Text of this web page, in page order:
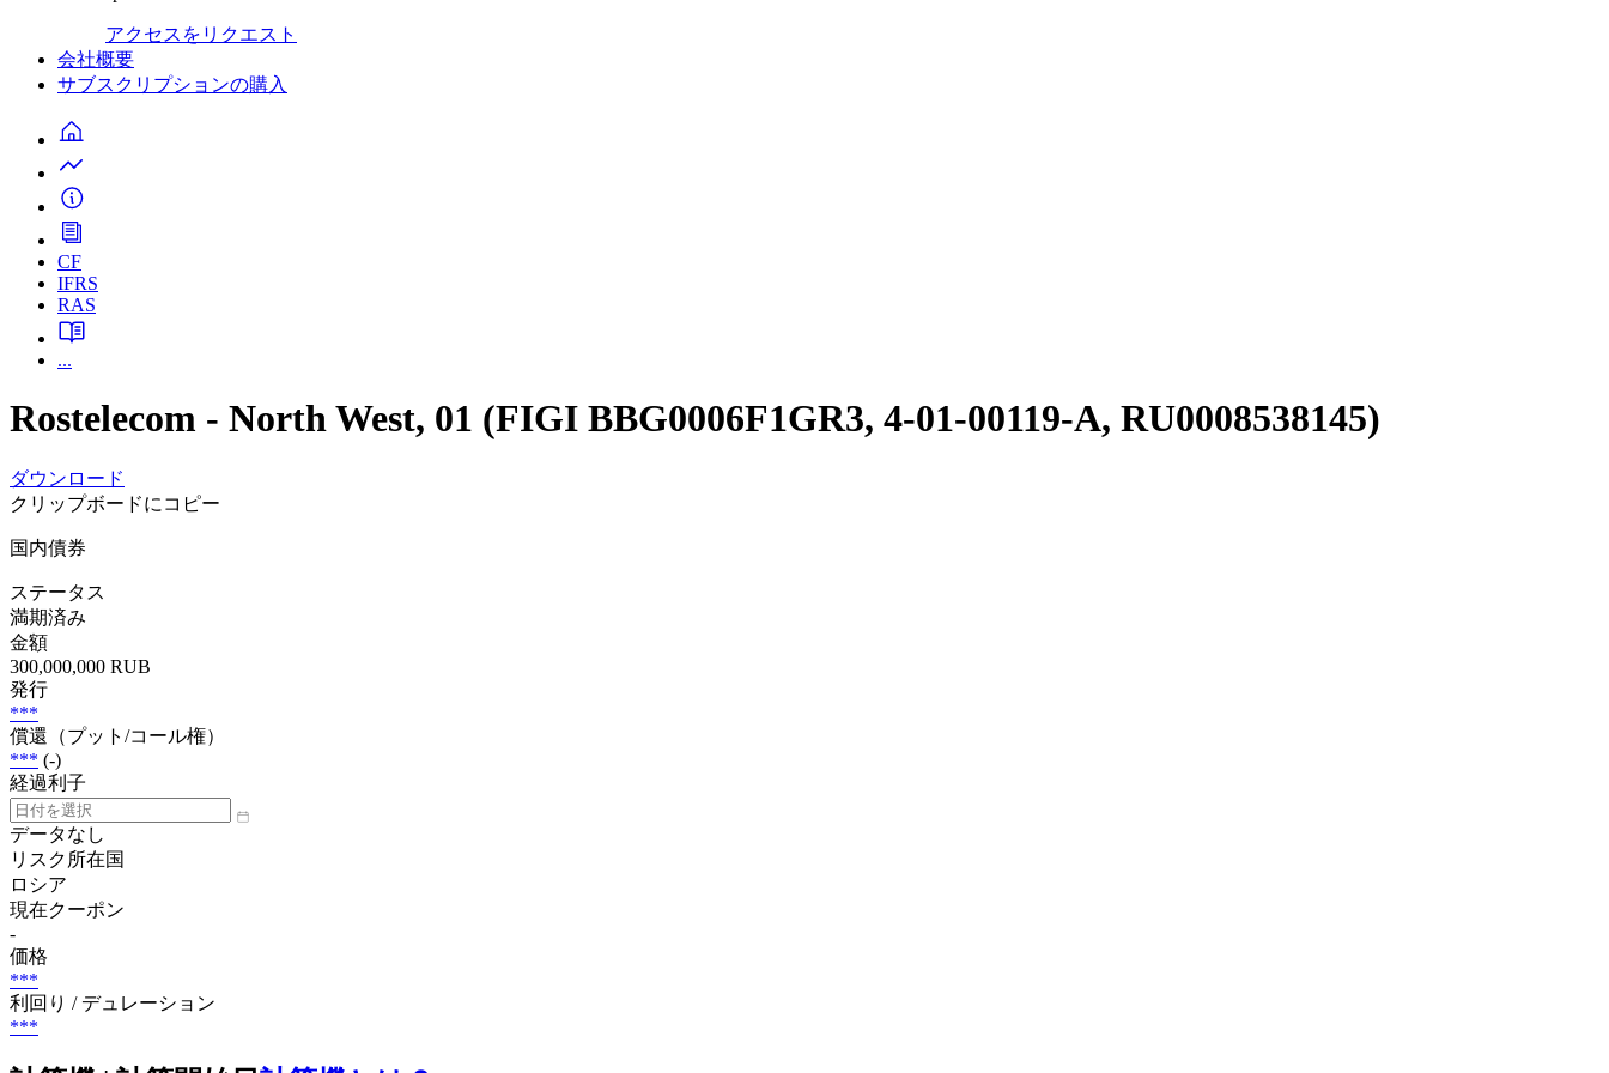
アクセスをリクエスト
会社概要
サブスクリプションの購入
CF
IFRS
RAS
...
Rostelecom - North West, 01 (FIGI BBG0006F1GR3, 4-01-00119-A, RU0008538145)
ダウンロード
クリップボードにコピー
国内債券
ステータス
満期済み
金額
300,000,000 RUB
発行
***
償還（プット/コール権）
*** (-)
経過利子
データなし
リスク所在国
ロシア
現在クーポン
-
価格
***
利回り / デュレーション
***